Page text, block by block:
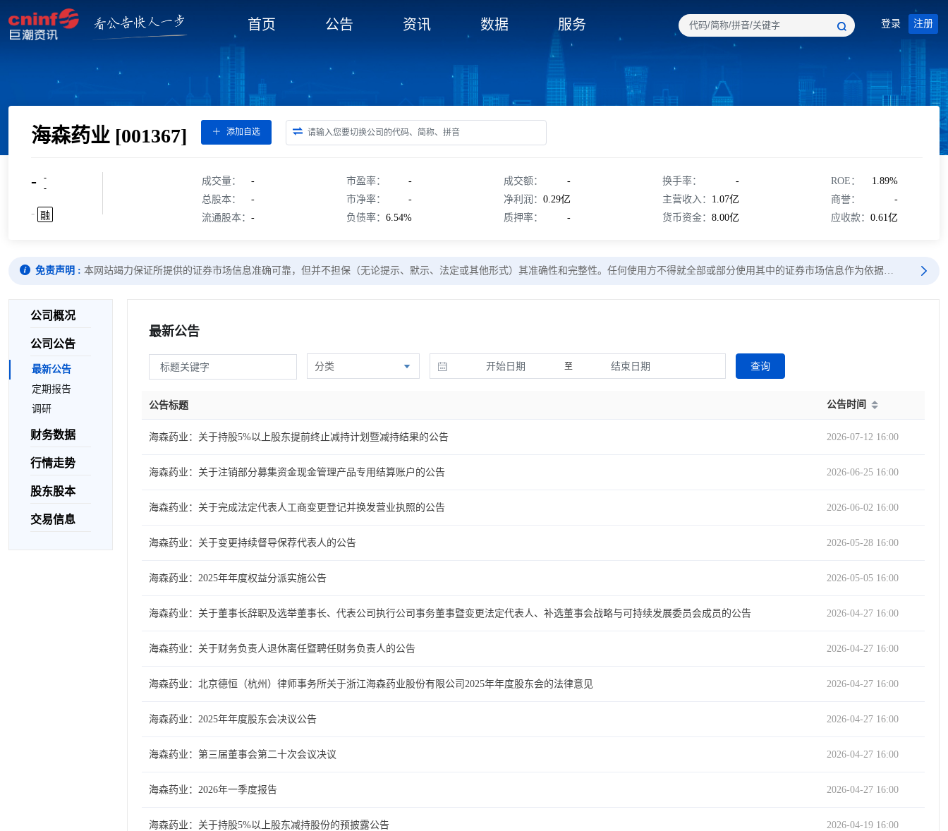
首页 公告 资讯 数据 服务 登录 注册
海森药业 [001367] 添加自选
-
-
-
- 融
成交量：
-
总股本：
-
流通股本： -
市盈率：
-
市净率：
-
负债率： 6.54%
成交额：
-
净利润： 0.29亿
质押率：
-
换手率：
-
主营收入： 1.07亿
货币资金： 8.00亿
ROE：
1.89%
商誉：
-
应收款： 0.61亿
免责声明 : 本网站竭力保证所提供的证券市场信息准确可靠，但并不担保（无论提示、默示、法定或其他形式）其准确性和完整性。任何使用方不得就全部或部分使用其中的证券市场信息作为依据…
公司概况
公司公告
最新公告
定期报告
调研
财务数据
行情走势
股东股本
交易信息
最新公告
分类 至 查询
公告标题 公告时间
海森药业：关于持股5%以上股东提前终止减持计划暨减持结果的公告 2026-07-12 16:00
海森药业：关于注销部分募集资金现金管理产品专用结算账户的公告 2026-06-25 16:00
海森药业：关于完成法定代表人工商变更登记并换发营业执照的公告 2026-06-02 16:00
海森药业：关于变更持续督导保荐代表人的公告 2026-05-28 16:00
海森药业：2025年年度权益分派实施公告 2026-05-05 16:00
海森药业：关于董事长辞职及选举董事长、代表公司执行公司事务董事暨变更法定代表人、补选董事会战略与可持续发展委员会成员的公告 2026-04-27 16:00
海森药业：关于财务负责人退休离任暨聘任财务负责人的公告 2026-04-27 16:00
海森药业：北京德恒（杭州）律师事务所关于浙江海森药业股份有限公司2025年年度股东会的法律意见 2026-04-27 16:00
海森药业：2025年年度股东会决议公告 2026-04-27 16:00
海森药业：第三届董事会第二十次会议决议 2026-04-27 16:00
海森药业：2026年一季度报告 2026-04-27 16:00
海森药业：关于持股5%以上股东减持股份的预披露公告 2026-04-19 16:00